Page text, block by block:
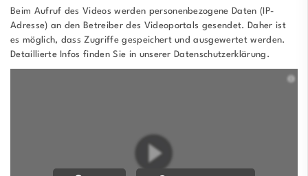
Beim Aufruf des Videos werden personenbezogene Daten (IP-
Adresse) an den Betreiber des Videoportals gesendet. Daher ist
es möglich, dass Zugriffe gespeichert und ausgewertet werden.
Detaillierte Infos finden Sie in unserer Datenschutzerklärung.